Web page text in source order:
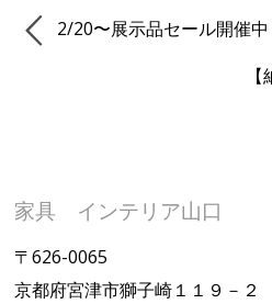
2/20〜展示品セール開催中
家具 インテリア山口
〒626-0065
京都府宮津市獅子崎１１９－２